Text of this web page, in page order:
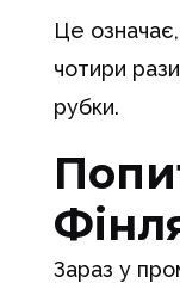
Це
чотири
рубки.
Зараз у